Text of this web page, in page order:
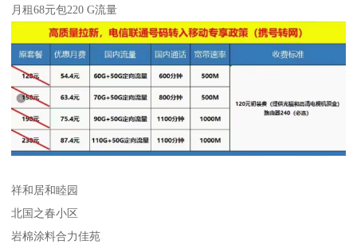
月租68元包220 G流量
祥和居和睦园
北国之春小区
岩棉涂料合力佳苑